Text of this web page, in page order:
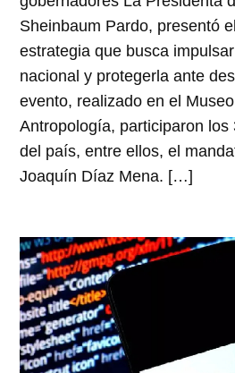
Sheinbaum Pardo, presentó
estrategia que busca
nacional y protegerla ante
evento, realizado en el
Antropología, participaron los
del país, entre ellos, el
Joaquín Díaz Mena. […]